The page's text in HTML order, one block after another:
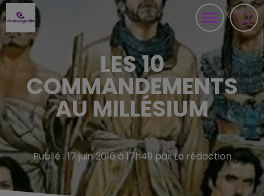
LES 10
COMMANDEMENTS
AU MILLÉSIUM
Publié : 17 juin 2016 à 17h49 par La rédaction